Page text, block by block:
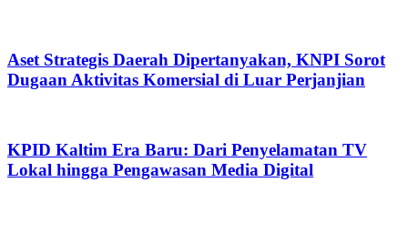
Aset Strategis Daerah Dipertanyakan, KNPI Sorot
Dugaan Aktivitas Komersial di Luar Perjanjian
KPID Kaltim Era Baru: Dari Penyelamatan TV
Lokal hingga Pengawasan Media Digital